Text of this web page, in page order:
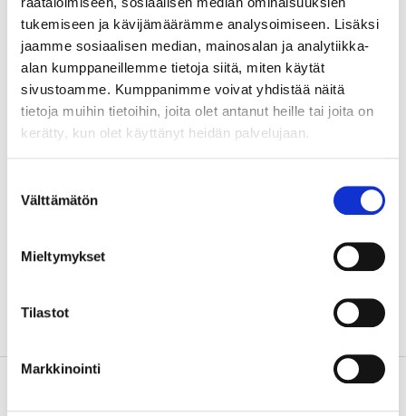
tukemiseen ja kävijämäärämme analysoimiseen. Lisäksi
jaamme sosiaalisen median, mainosalan ja analytiikka-
alan kumppaneillemme tietoja siitä, miten käytät
sivustoamme. Kumppanimme voivat yhdistää näitä
tietoja muihin tietoihin, joita olet antanut heille tai joita on
kerätty, kun olet käyttänyt heidän palvelujaan.
valinta
Välttämätön
Mieltymykset
Tilastot
Markkinointi
NOTE! The wiper blade is a wearing part that should
be replaced every 12 months, but the
recommendation is to replace the wiper blades every
6 months, e.g. at the same time seasonal tyres are
changed.
Technical specifications
Length